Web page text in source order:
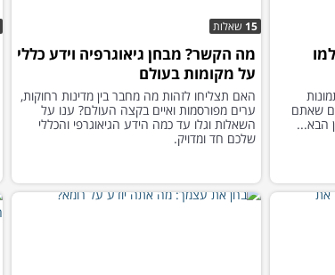
שאתם
הבא...
15 שאלות
מה הקשר? מבחן גיאוגרפיה וידע כללי
על מקומות בעולם
האם תצליחו לזהות מה מחבר בין מדינות רחוקות,
ערים מפורסמות ואיים בקצה העולם? ענו על
השאלות וגלו עד כמה הידע הגיאוגרפי והכללי
שלכם חד ומדויק.